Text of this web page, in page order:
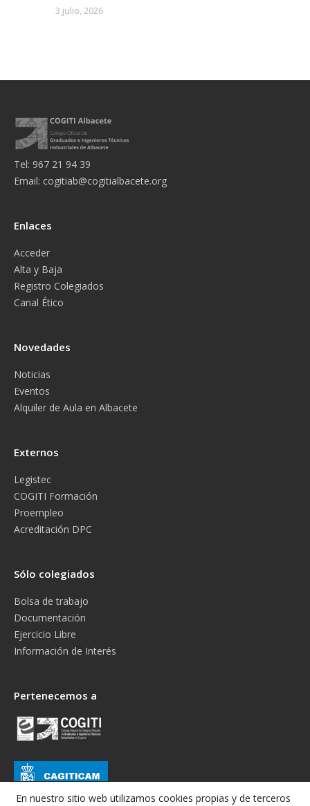
3 julio, 2026
Tel: 967 21 94 39
Email: cogitiab@cogitialbacete.org
Enlaces
Acceder
Alta y Baja
Registro Colegiados
Canal Ético
Novedades
Noticias
Eventos
Alquiler de Aula en Albacete
Externos
Legistec
COGITI Formación
Proempleo
Acreditación DPC
Sólo colegiados
Bolsa de trabajo
Documentación
Ejercicio Libre
Información de Interés
Pertenecemos a
En nuestro sitio web utilizamos cookies propias y de terceros